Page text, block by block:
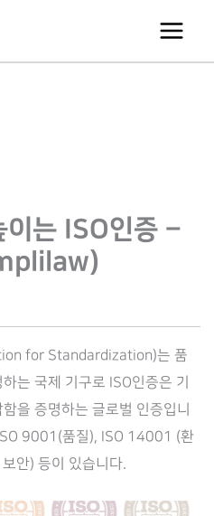
이는 ISO인증 –
for Standardization)는 품
는 국제 기구로 ISO인증은 기
을 증명하는 글로벌 인증입니
9001(품질), ISO 14001 (환
안) 등이 있습니다.